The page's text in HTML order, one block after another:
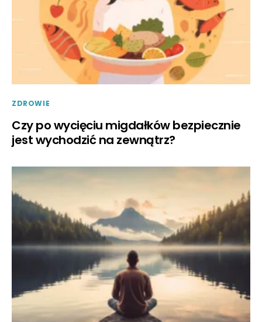
ZDROWIE
Czy po wycięciu migdałków bezpiecznie
jest wychodzić na zewnątrz?